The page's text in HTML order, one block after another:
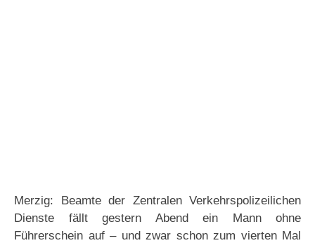
Merzig: Beamte der Zentralen Verkehrspolizeilichen
Dienste fällt gestern Abend ein Mann ohne
Führerschein auf – und zwar schon zum vierten Mal